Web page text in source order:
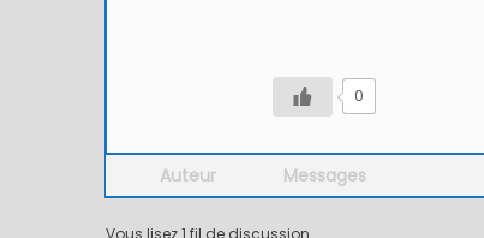
0
Auteur Messages
Vous lisez 1 fil de discussion